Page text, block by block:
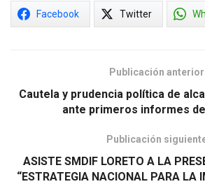
Facebook Twitter
Publicación anterior
Cautela y prudencia política de
ante primeros informes
Publicación
ASISTE SMDIF LORETO A LA
“ESTRATEGIA NACIONAL PARA LA